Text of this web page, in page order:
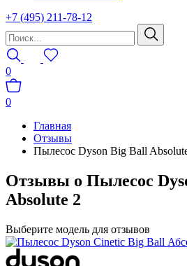
+7 (495) 211-78-12
0
0
Главная
Отзывы
Пылесос Dyson Big Ball
Отзывы о Пылесос
Absolute 2
Выберите модель для отзывов